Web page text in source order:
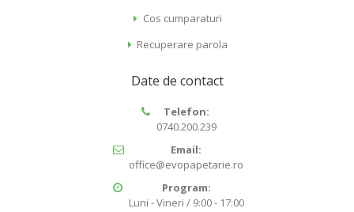
Cos cumparaturi
Recuperare parola
Date de contact
Telefon:
0740.200.239
Email:
office@evopapetarie.ro
Program:
Luni - Vineri / 9:00 - 17:00